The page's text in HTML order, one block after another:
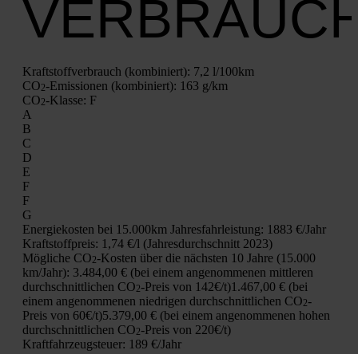
Kraft­stoff­ver­brauch (kom­bi­niert): 7,2 l/100km
CO2-Emis­sio­nen (kom­bi­niert): 163 g/km
CO2-Klas­se: F
A
B
C
D
E
F
F
G
Ener­gie­kos­ten bei 15.000km Jah­res­fahr­leis­tung: 1883 €/Jahr
Kraft­stoff­preis: 1,74 €/l (Jah­res­durch­schnitt 2023)
Mög­li­che CO2-Kos­ten über die nächs­ten 10 Jah­re (15.000
km/Jahr): 3.484,00 € (bei einem ange­nom­me­nen mitt­le­ren
durch­schnitt­li­chen CO2-Preis von 142€/t)1.467,00 € (bei
einem ange­nom­me­nen nied­ri­gen durch­schnitt­li­chen CO2-
Preis von 60€/t)5.379,00 € (bei einem ange­nom­me­nen hohen
durch­schnitt­li­chen CO2-Preis von 220€/t)
Kraft­fahr­zeug­steu­er: 189 €/Jahr